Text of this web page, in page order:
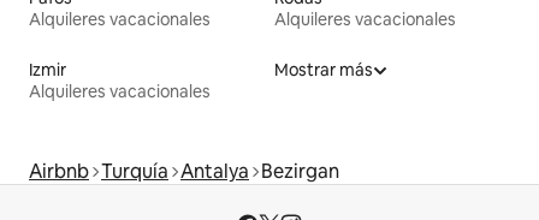
Alquileres vacacionales
Alquileres vacacionales
Izmir
Alquileres vacacionales
Mostrar más
Airbnb Turquía Antalya Bezirgan